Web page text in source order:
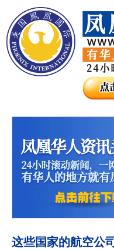
这些国家的航空公